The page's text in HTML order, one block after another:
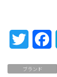
Twitter
ブランド